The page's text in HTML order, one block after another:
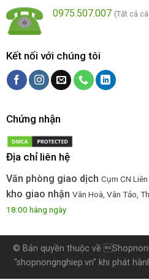
0975.507.007 (Tất cả
Kết nối với chúng tôi
Chứng nhận
Địa chỉ liên hệ
Văn phòng giao dịch Cụm CN
kho giao nhận Vân Hoà, Vân Tảo,
18:00 hàng ngày
© Bản quyền thuộc về
"shopnongnghiep.vn" khi phát